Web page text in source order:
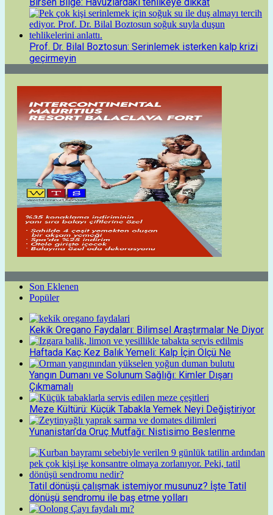
Prof. Dr. Bilal Boztosun: Serinlemek isterken kalp krizi
geçirmeyin
Son Eklenen
Popüler
Kekik Oregano Faydaları: Bilimsel Araştırmalar Ne Diyor
Haftada Kaç Kez Balık Yemeli: Kalp İçin Ölçü Ne
Yangın Dumanı ve Solunum Sağlığı: Kimler Dışarı
Çıkmamalı
Meze Kültürü: Küçük Tabakla Yemek Neyi Değiştiriyor
Yunanistan’da Oruç Mutfağı: Nistisimo Beslenme
Tatil dönüşü çalışmak istemiyor musunuz? İşte Tatil
dönüşü sendromu ile baş etme yolları